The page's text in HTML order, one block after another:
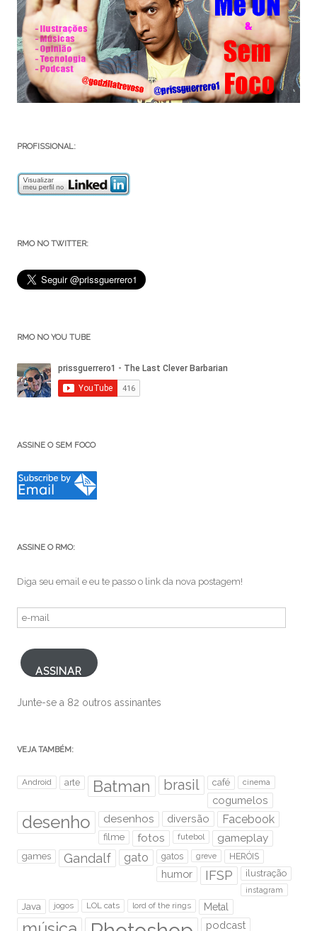
PROFISSIONAL:
RMO NO TWITTER:
RMO NO YOU TUBE
ASSINE O SEM FOCO
ASSINE O RMO:
Diga seu email e eu te passo o link da nova postagem!
e-
ASSINAR
Junte-se a 82 outros assinantes
VEJA TAMBÉM:
Android arte Batman brasil café cinema
cogumelos
desenho desenhos diversão Facebook
filme fotos futebol gameplay
games Gandalf gato gatos greve HERÓIS
humor IFSP ilustração
instagram
Java jogos LOL cats lord of the rings Metal
podcast